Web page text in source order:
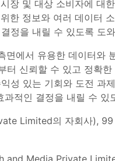
장 및 대상 소비자에 대
한 정보와 여러 데이터
정을 내릴 수 있도록 도
에서 유용한 데이터
터 신뢰할 수 있고 정확
성 있는 기회와 도전
적인 결정을 내릴 수 있
Limited의 자회사),
and Media Private